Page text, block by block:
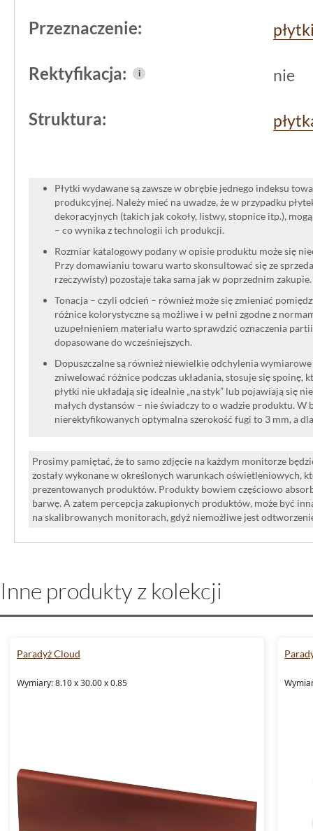
Przeznaczenie:
Rektyfikacja: i nie
Struktura:
Płytki wydawane są zawsze w obrębie jednego indeksu
produkcyjnej. Należy mieć na uwadze, że w przypadku
dekoracyjnych (takich jak cokoły, listwy, stopnice itp.),
– co wynika z technologii ich produkcji.
Rozmiar katalogowy podany w opisie produktu może się
Przy domawianiu towaru warto skonsultować się ze
rzeczywisty) pozostaje taka sama jak w poprzednim zakupie.
Tonacja – czyli odcień – również może się zmieniać
różnice kolorystyczne są możliwe i w pełni zgodne z
uzupełnieniem materiału warto sprawdzić oznaczenia
dopasowane do wcześniejszych.
Dopuszczalne są również niewielkie odchylenia
zniwelować różnice podczas układania, stosuje się spoinę,
płytki nie układają się idealnie „na styk” lub pojawiają się
małych dystansów – nie świadczy to o wadzie produktu. W
nierektyfikowanych optymalna szerokość fugi to 3 mm, a
Prosimy pamiętać, że to samo zdjęcie na każdym monitorze
zostały wykonane w określonych warunkach oświetleniowych,
prezentowanych produktów. Produkty bowiem częściowo
barwę. A zatem percepcja zakupionych produktów, może być
na skalibrowanych monitorach, gdyż niemożliwe jest
Inne produkty z kolekcji
Paradyż Cloud
Wymiary: 8.10 x 30.00 x 0.85